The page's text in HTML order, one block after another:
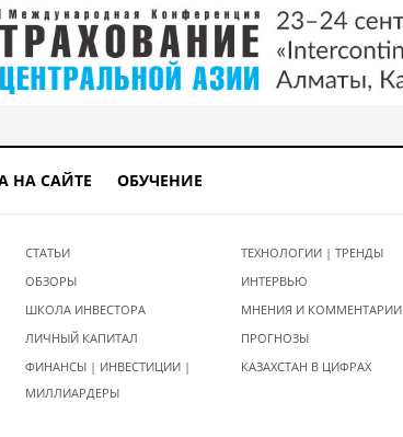
НА САЙТЕ ОБУЧЕНИЕ
СТАТЬИ
ОБЗОРЫ
ШКОЛА ИНВЕСТОРА
ЛИЧНЫЙ КАПИТАЛ
ФИНАНСЫ | ИНВЕСТИЦИИ |
МИЛЛИАРДЕРЫ
ТЕХНОЛОГИИ | ТРЕНДЫ
ИНТЕРВЬЮ
МНЕНИЯ И КОММЕНТАРИИ
ПРОГНОЗЫ
КАЗАХСТАН В ЦИФРАХ